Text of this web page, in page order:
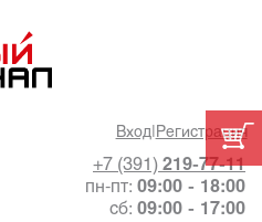
Вход| Регистрация
+7 (391) 219-77-11
пн-пт: 09:00 - 18:00
сб: 09:00 - 17:00